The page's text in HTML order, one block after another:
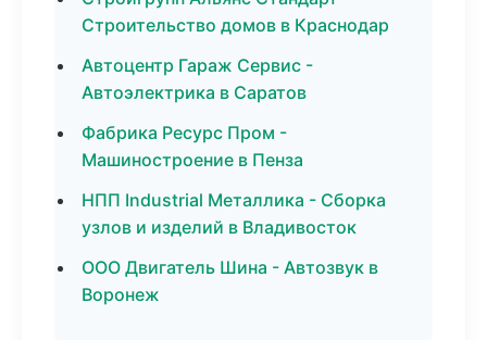
Строительство домов в Краснодар
Автоцентр Гараж Сервис -
Автоэлектрика в Саратов
Фабрика Ресурс Пром -
Машиностроение в Пенза
НПП Industrial Металлика - Сборка
узлов и изделий в Владивосток
ООО Двигатель Шина - Автозвук в
Воронеж